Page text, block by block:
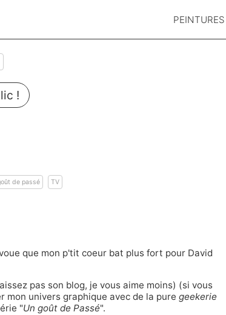
PEINTURES
!
de passé TV
que mon p'tit coeur bat plus fort pour David
pas son blog, je vous aime moins) (si vous
mon univers graphique avec de la pure geekerie
"Un goût de Passé".